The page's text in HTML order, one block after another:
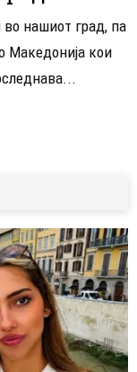
нашиот град, па
Македонија кои